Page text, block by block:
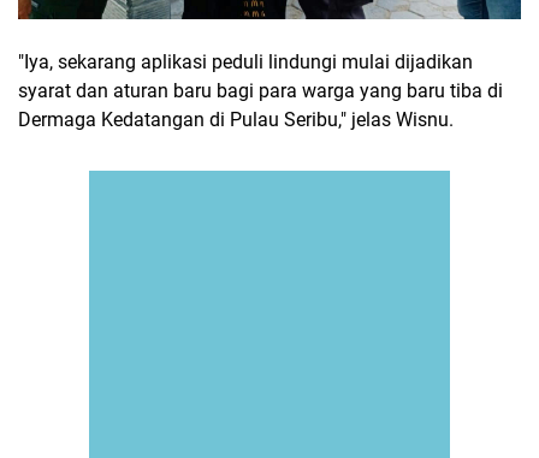
"Iya, sekarang aplikasi peduli lindungi mulai dijadikan
syarat dan aturan baru bagi para warga yang baru tiba di
Dermaga Kedatangan di Pulau Seribu," jelas Wisnu.